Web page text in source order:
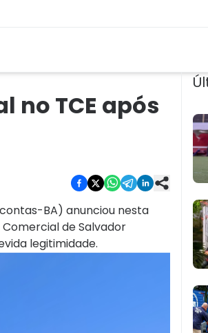
TCE após
BA) anunciou nesta
de Salvador
legitimidade.